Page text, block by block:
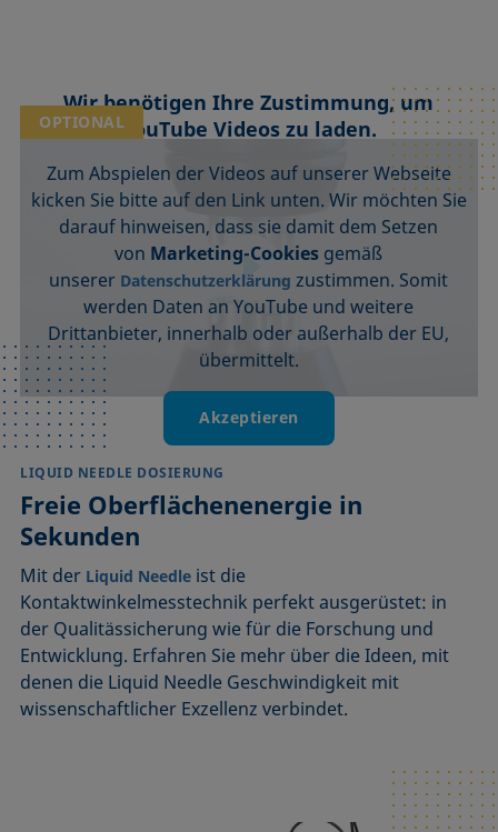
OPTIONAL
Wir benötigen Ihre Zustimmung, um
YouTube Videos zu laden.
Zum Abspielen der Videos auf unserer Webseite
kicken Sie bitte auf den Link unten. Wir möchten Sie
darauf hinweisen, dass sie damit dem Setzen
von Marketing-Cookies gemäß
unserer Datenschutzerklärung zustimmen. Somit
werden Daten an YouTube und weitere
Drittanbieter, innerhalb oder außerhalb der EU,
übermittelt.
Akzeptieren
LIQUID NEEDLE DOSIERUNG
Freie Oberflächenenergie in
Sekunden
Mit der Liquid Needle ist die
Kontaktwinkelmesstechnik perfekt ausgerüstet: in
der Qualitässicherung wie für die Forschung und
Entwicklung. Erfahren Sie mehr über die Ideen, mit
denen die Liquid Needle Geschwindigkeit mit
wissenschaftlicher Exzellenz verbindet.